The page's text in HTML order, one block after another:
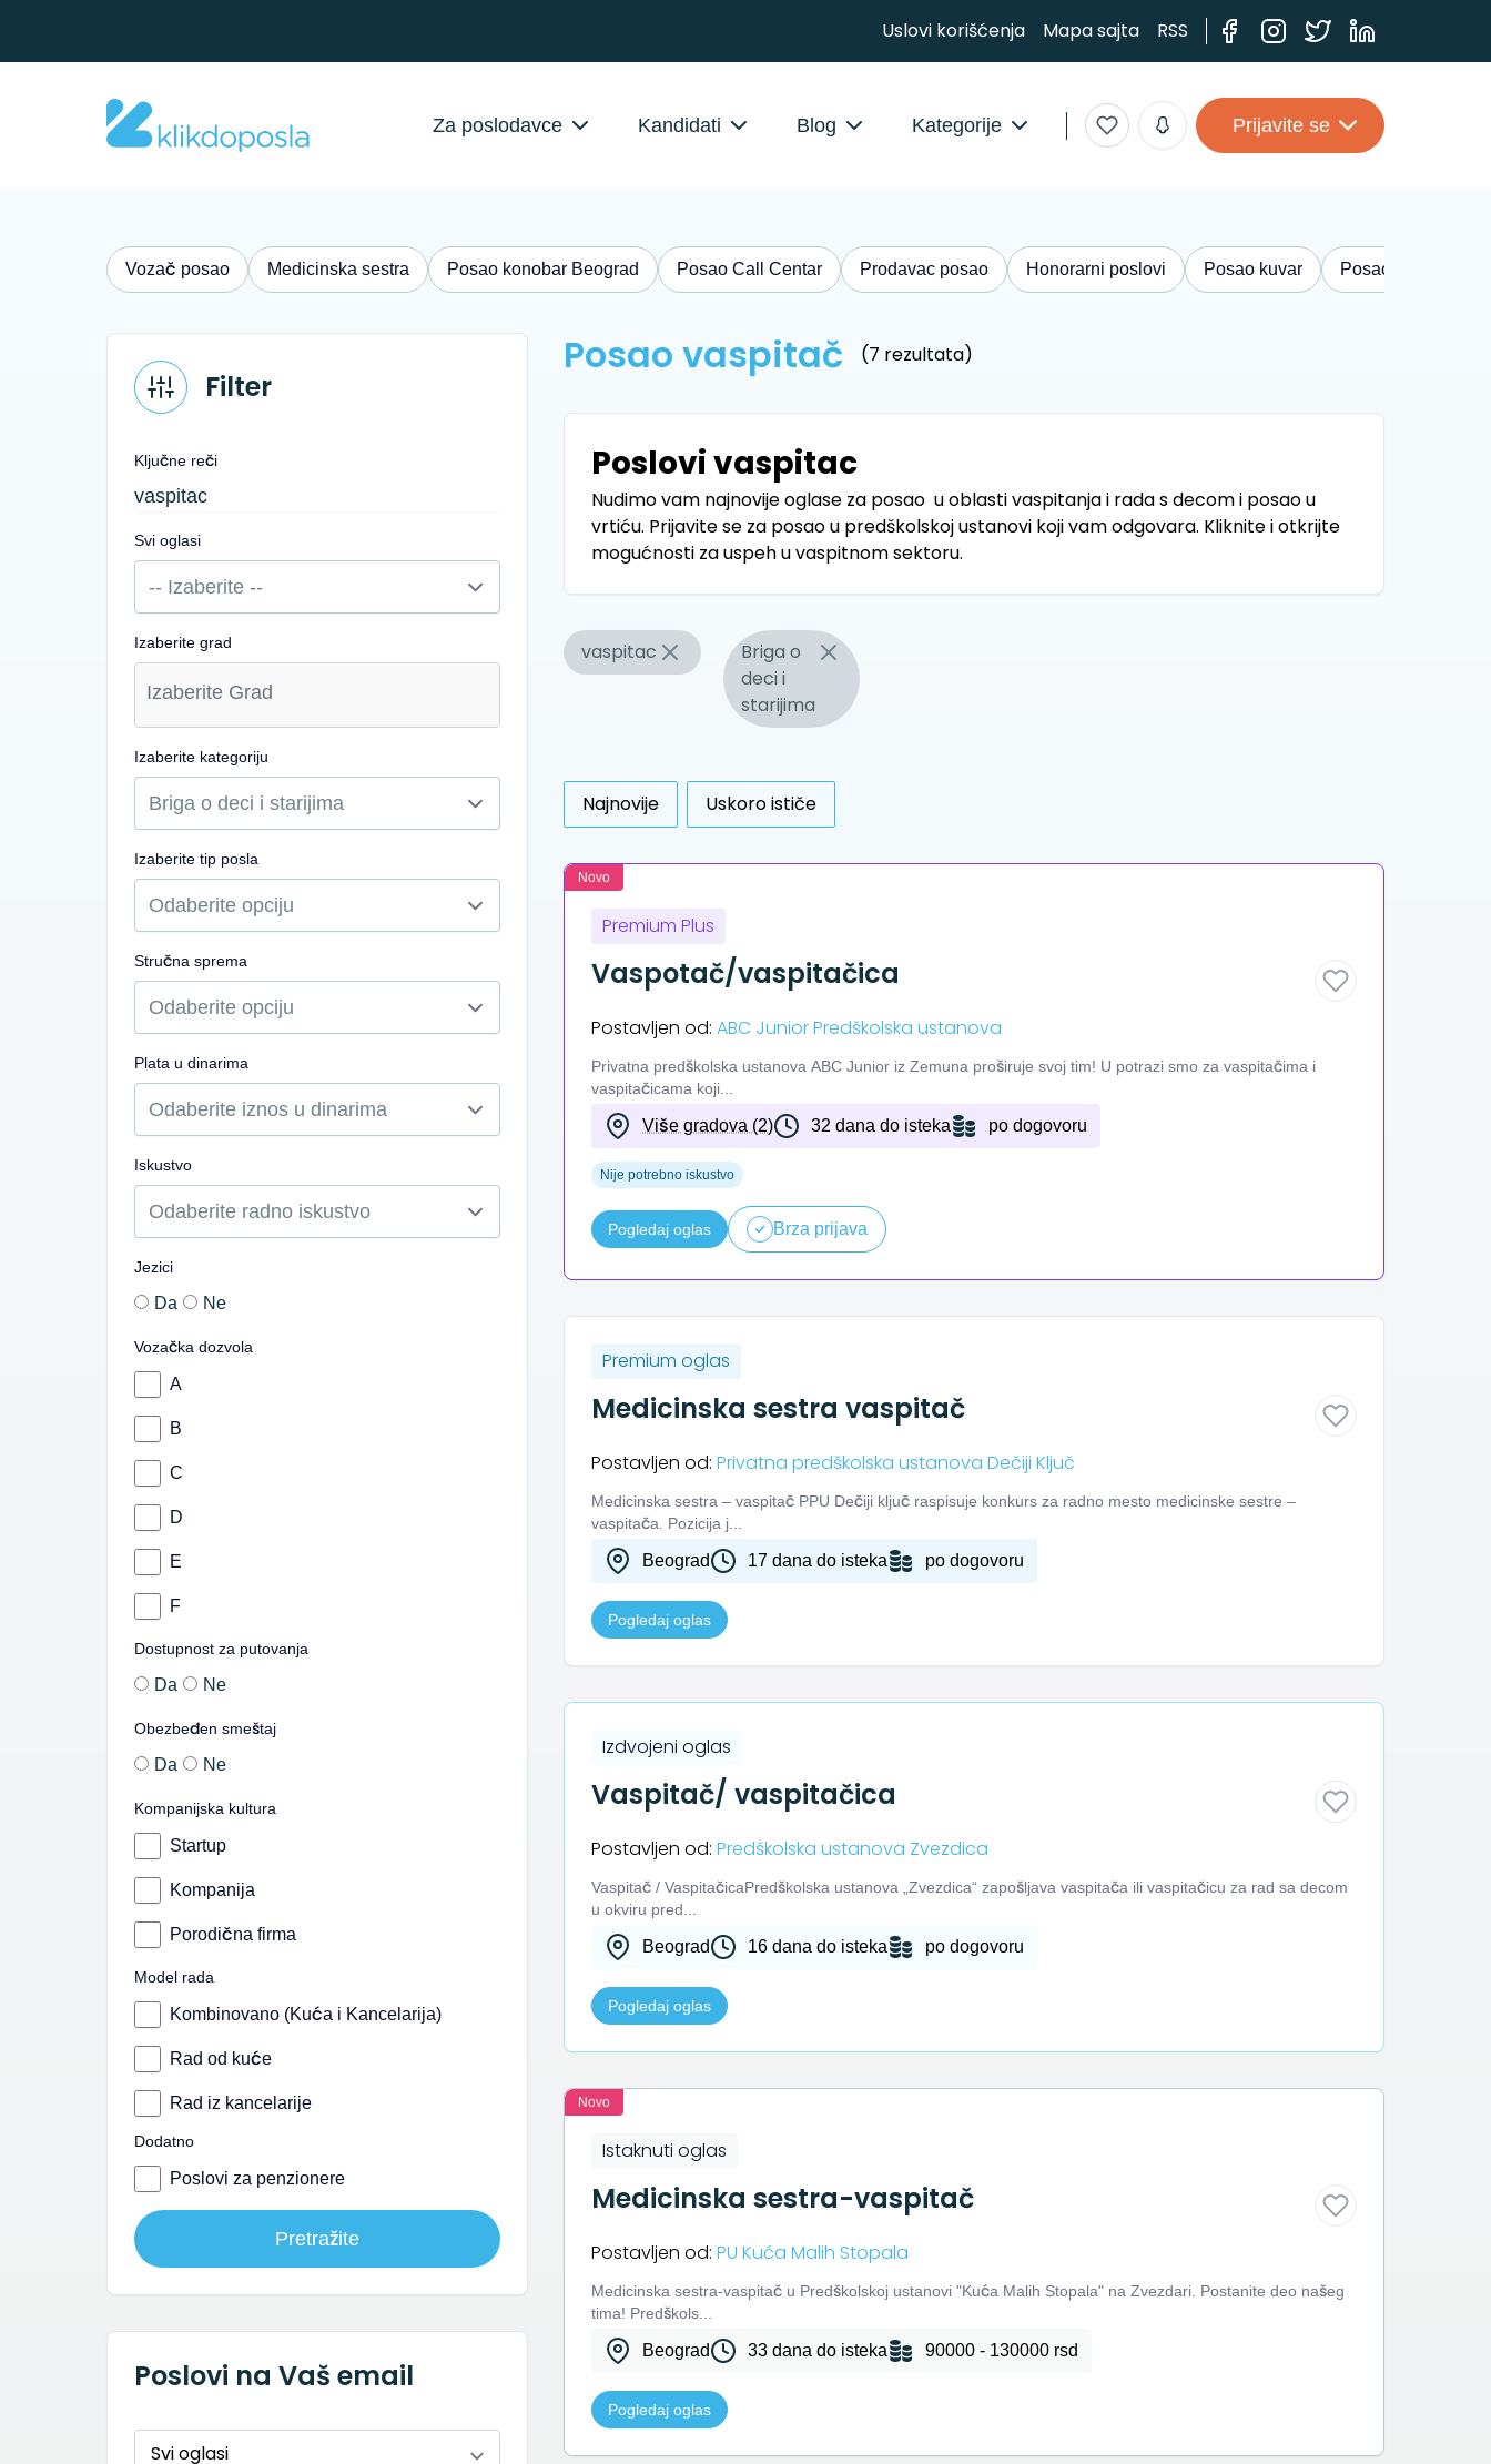
Uslovi korišćenja Mapa sajta RSS
Za poslodavce Kandidati Blog Kategorije Prijavite se
Vozač posao Medicinska sestra Posao konobar Beograd Posao Call Centar Prodavac posao Honorarni poslovi Posao kuvar Posao knjigovođa
Filter
Ključne reči
Svi oglasi
Izaberite grad
Izaberite kategoriju
Izaberite tip posla
Stručna sprema
Plata u dinarima
Iskustvo
Jezici
Da Ne
Vozačka dozvola
A
B
C
D
E
F
Dostupnost za putovanja
Da Ne
Obezbeđen smeštaj
Da Ne
Kompanijska kultura
Startup
Kompanija
Porodična firma
Model rada
Kombinovano (Kuća i Kancelarija)
Rad od kuće
Rad iz kancelarije
Dodatno
Poslovi za penzionere
Pretražite
Poslovi na Vaš email
Posao vaspitač (7 rezultata)
Poslovi vaspitac
Nudimo vam najnovije oglase za posao u oblasti vaspitanja i rada s decom i posao u
vrtiću. Prijavite se za posao u predškolskoj ustanovi koji vam odgovara. Kliknite i otkrijte
mogućnosti za uspeh u vaspitnom sektoru.
vaspitac
Briga o
deci i
starijima
Najnovije Uskoro ističe
Novo
Premium Plus
Vaspotač/vaspitačica
Postavljen od: ABC Junior Predškolska ustanova
Privatna predškolska ustanova ABC Junior iz Zemuna proširuje svoj tim! U potrazi smo za vaspitačima i
vaspitačicama koji...
Više gradova (2) 32 dana do isteka po dogovoru
Nije potrebno iskustvo
Pogledaj oglas Brza prijava
Premium oglas
Medicinska sestra vaspitač
Postavljen od: Privatna predškolska ustanova Dečiji Ključ
Medicinska sestra – vaspitač PPU Dečiji ključ raspisuje konkurs za radno mesto medicinske sestre –
vaspitača. Pozicija j...
Beograd 17 dana do isteka po dogovoru
Pogledaj oglas
Izdvojeni oglas
Vaspitač/ vaspitačica
Postavljen od: Predškolska ustanova Zvezdica
Vaspitač / VaspitačicaPredškolska ustanova „Zvezdica“ zapošljava vaspitača ili vaspitačicu za rad sa decom
u okviru pred...
Beograd 16 dana do isteka po dogovoru
Pogledaj oglas
Novo
Istaknuti oglas
Medicinska sestra-vaspitač
Postavljen od: PU Kuća Malih Stopala
Medicinska sestra-vaspitač u Predškolskoj ustanovi "Kuća Malih Stopala" na Zvezdari. Postanite deo našeg
tima! Predškols...
Beograd 33 dana do isteka 90000 - 130000 rsd
Pogledaj oglas